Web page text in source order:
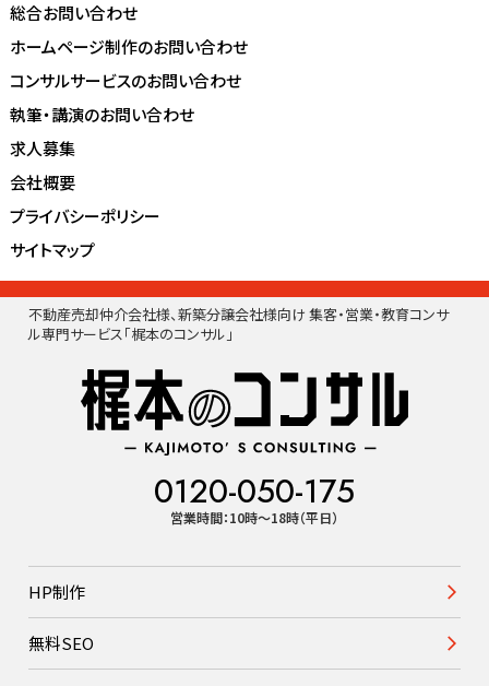
総合お問い合わせ
ホームページ制作のお問い合わせ
コンサルサービスのお問い合わせ
執筆・講演のお問い合わせ
求人募集
会社概要
プライバシーポリシー
サイトマップ
不動産売却仲介会社様、新築分譲会社様向け 集客・営業・教育コンサ
ル専門サービス「梶本のコンサル」
0120-050-175
営業時間：10時〜18時（平日）
HP制作
無料SEO